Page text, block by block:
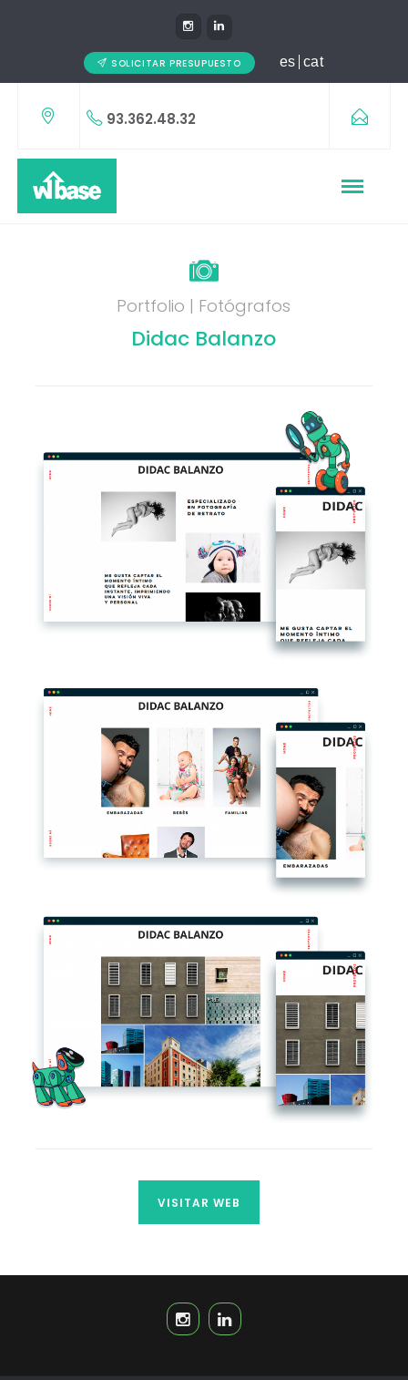
SOLICITAR PRESUPUESTO es cat
93.362.48.32
Portfolio | Fotógrafos
Didac Balanzo
VISITAR WEB